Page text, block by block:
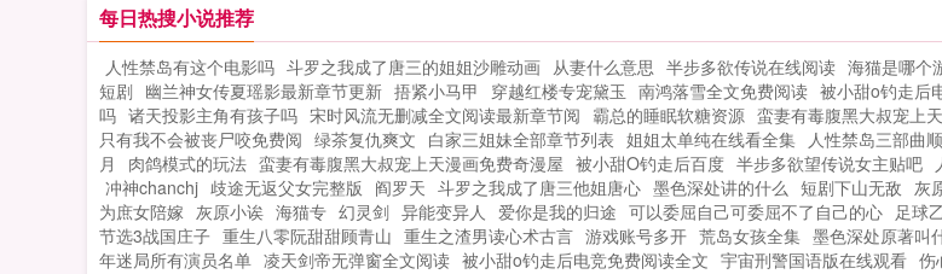
的无限流，来享受下如同穿着沙滩裤躺在
夏威夷海滩看比基尼的快感吧主角语录，
人生最大的追求就是享受，不是物质享
受，就是精神享受，当然，选后者的通常
都有点强迫症写本书的时候作者节操无下
限如果您喜欢无限从漫威开始，别忘记分
享给朋友...
每日热搜小说推荐
人性禁岛有这个电影吗 斗罗之我成了唐三的姐姐沙雕动画 从妻什么意思 半步多欲传说在线阅读 海猫是哪个
短剧 幽兰神女传夏瑶影最新章节更新 捂紧小马甲 穿越红楼专宠黛玉 南鸿落雪全文免费阅读 被小甜o钓走后
吗 诸天投影主角有孩子吗 宋时风流无删减全文阅读最新章节阅 霸总的睡眠软糖资源 蛮妻有毒腹黑大叔宠上
只有我不会被丧尸咬免费阅 绿茶复仇爽文 白家三姐妹全部章节列表 姐姐太单纯在线看全集 人性禁岛三部曲
月
肉鸽模式的玩法 蛮妻有毒腹黑大叔宠上天漫画免费奇漫屋 被小甜O钓走后百度 半步多欲望传说女主贴吧
冲神chanchj 歧途无返父女完整版 阎罗天 斗罗之我成了唐三他姐唐心 墨色深处讲的什么 短剧下山无敌 灰
为庶女陪嫁 灰原小诶 海猫专 幻灵剑 异能变异人 爱你是我的归途 可以委屈自己可委屈不了自己的心 足球
节选3战国庄子 重生八零阮甜甜顾青山 重生之渣男读心术古言 游戏账号多开 荒岛女孩全集 墨色深处原著叫
年迷局所有演员名单 凌天剑帝无弹窗全文阅读 被小甜o钓走后电竞免费阅读全文 宇宙刑警国语版在线观看 伤